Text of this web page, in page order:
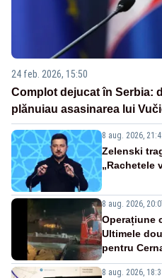
24 feb. 2026, 15:50
Complot dejucat în Serbia:
plănuiau asasinarea lui
8 aug. 2026,
Zelenski
„Rachetele
8 aug. 2026,
Operațiune
Ultimele
pentru
8 aug. 2026,